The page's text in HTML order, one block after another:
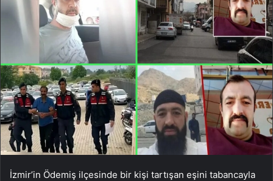
İzmir’in Ödemiş ilçesinde bir kişi tartışan eşini tabancayla